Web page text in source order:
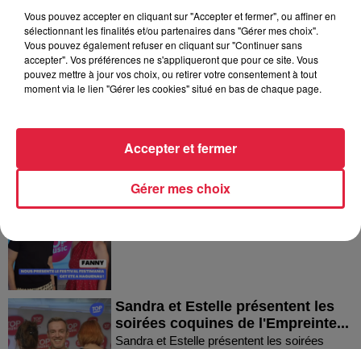
Dans la même série
Thierry du Domaine Wunsch et
Fanny nous présente le festival
Festimania !
Sandra et Estelle présentent les
soirées coquines de l'Empreinte...
Sandra et Estelle présentent les soirées
Vous pouvez accepter en cliquant sur "Accepter et fermer", ou affiner en
sélectionnant les finalités et/ou partenaires dans "Gérer mes choix".
Vous pouvez également refuser en cliquant sur "Continuer sans
accepter". Vos préférences ne s'appliqueront que pour ce site. Vous
pouvez mettre à jour vos choix, ou retirer votre consentement à tout
moment via le lien "Gérer les cookies" situé en bas de chaque page.
Gérer mes choix
Accepter et fermer